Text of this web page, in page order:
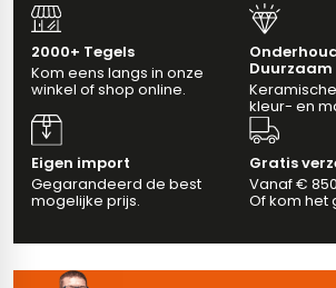
2000+ Tegels
Kom eens langs in onze
winkel of shop online.
Duurzaam
kleur- en
Eigen import
Gegarandeerd de best
mogelijke prijs.
Gratis
Vanaf €
Of kom het
x 33 cm